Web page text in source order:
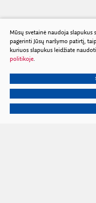
Mūsų svetainė naudoja slapukus
pagerinti Jūsų naršymo patirtį,
kuriuos slapukus leidžiate
politikoje.